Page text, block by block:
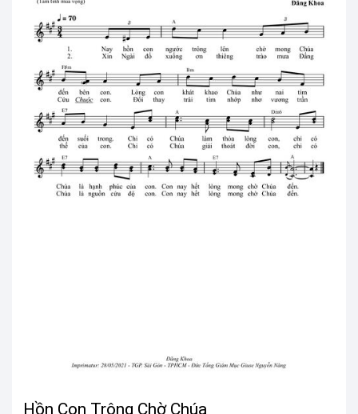
Hồn Con Trông Chờ Chúa